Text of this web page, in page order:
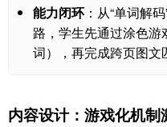
能力闭环：从“单词解
路，学生先通过涂色
词），再完成跨页图文
内容设计：游戏化机制